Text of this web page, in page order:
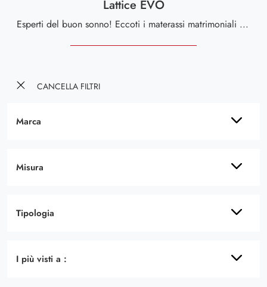
CANCELLA FILTRI
Marca
Misura
Tipologia
I più visti a :
Lattice EVO
Esperti del buon sonno! Eccoti i materassi matrimoniali in lattice di Altaflex: clicca e scopri di più sul modello Lattice EVO.